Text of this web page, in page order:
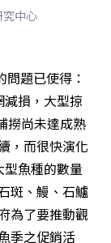
中心
題已使得：
損，大型掠
撈尚未達成熟
，而很快演化
魚種的數量
斑、鰻、石鱸
為了要推動觀
季之促銷活